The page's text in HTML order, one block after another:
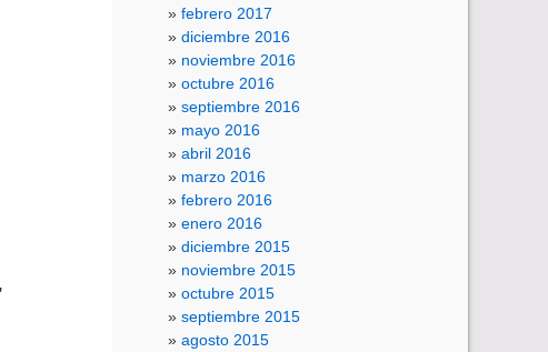
febrero 2017
diciembre 2016
noviembre 2016
octubre 2016
septiembre 2016
mayo 2016
abril 2016
marzo 2016
febrero 2016
enero 2016
diciembre 2015
noviembre 2015
octubre 2015
septiembre 2015
agosto 2015